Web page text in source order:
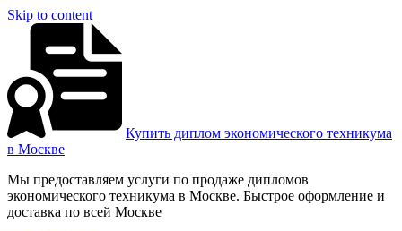
Skip to content
Купить диплом экономического техникума
в Москве
Мы предоставляем услуги по продаже дипломов
экономического техникума в Москве. Быстрое оформление и
доставка по всей Москве